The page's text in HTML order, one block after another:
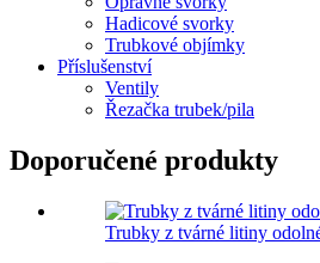
Hadicové svorky
Trubkové objímky
Příslušenství
Ventily
Řezačka trubek/pila
Doporučené produkty
Trubky z tvárné litiny